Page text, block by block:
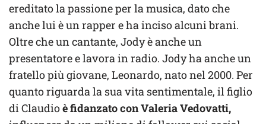
ereditato la passione per la musica, dato che
anche lui è un rapper e ha inciso alcuni brani.
Oltre che un cantante, Jody è anche un
presentatore e lavora in radio. Jody ha anche un
fratello più giovane, Leonardo, nato nel 2000. Per
quanto riguarda la sua vita sentimentale, il figlio
di Claudioè fidanzato con Valeria Vedovatti,